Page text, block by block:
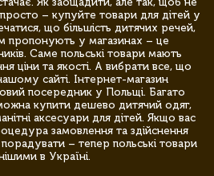
– купуйте товари для дітей у
що більшість дитячих речей,
пропонують у магазинах – це
Саме польські товари мають
ціни та якості. А вибрати все, що
сайті. Інтернет-магазин
посередник у Польщі. Багато
купити дешево дитячий одяг,
аксесуари для дітей. Якщо вас
замовлення та здійснення
– тепер польські товари
в Україні.